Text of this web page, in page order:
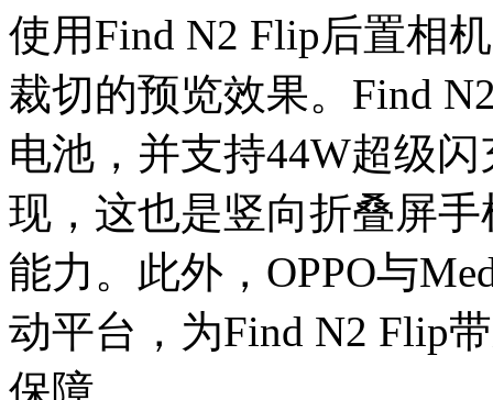
使用Find N2 Flip后置相
裁切的预览效果。Find
电池，并支持44W超级
现，这也是竖向折叠屏
能力。此外，OPPO与
动平台，为Find N2 Flip
保障。